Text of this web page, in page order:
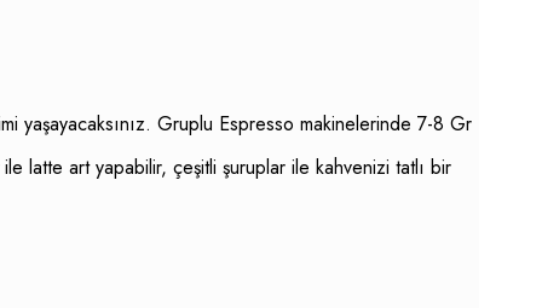
yaşayacaksınız. Gruplu Espresso makinelerinde 7-8 Gr
latte art yapabilir, çeşitli şuruplar ile kahvenizi tatlı bir